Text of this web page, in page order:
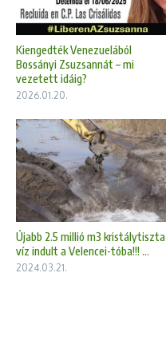
Kiengedték Venezuelából
Bossányi Zsuzsannát – mi
vezetett idáig?
2026.01.20.
Újabb 2.5 millió m3 kristálytiszta
víz indult a Velencei-tóba!!! ...
2024.03.21.